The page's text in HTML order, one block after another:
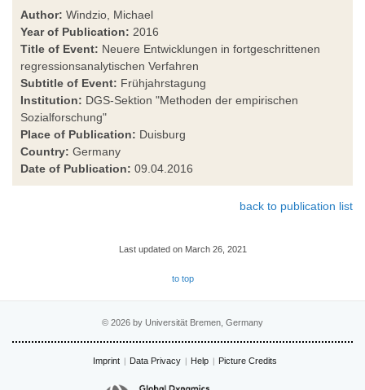
Author: Windzio, Michael
Year of Publication: 2016
Title of Event: Neuere Entwicklungen in fortgeschrittenen
regressionsanalytischen Verfahren
Subtitle of Event: Frühjahrstagung
Institution: DGS-Sektion "Methoden der empirischen
Sozialforschung"
Place of Publication: Duisburg
Country: Germany
Date of Publication: 09.04.2016
back to publication list
Last updated on March 26, 2021
to top
© 2026 by Universität Bremen, Germany
Imprint Data Privacy Help Picture Credits